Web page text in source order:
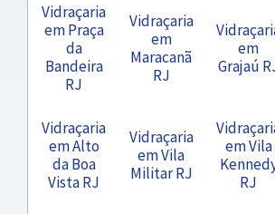
Vidraçaria
em Praça
da
Bandeira
RJ
Vidraçaria
em
Maracanã
RJ
em
Grajaú
Vidraçaria
em Alto
da Boa
Vista RJ
Vidraçaria
em Vila
Militar RJ
em Vila
RJ